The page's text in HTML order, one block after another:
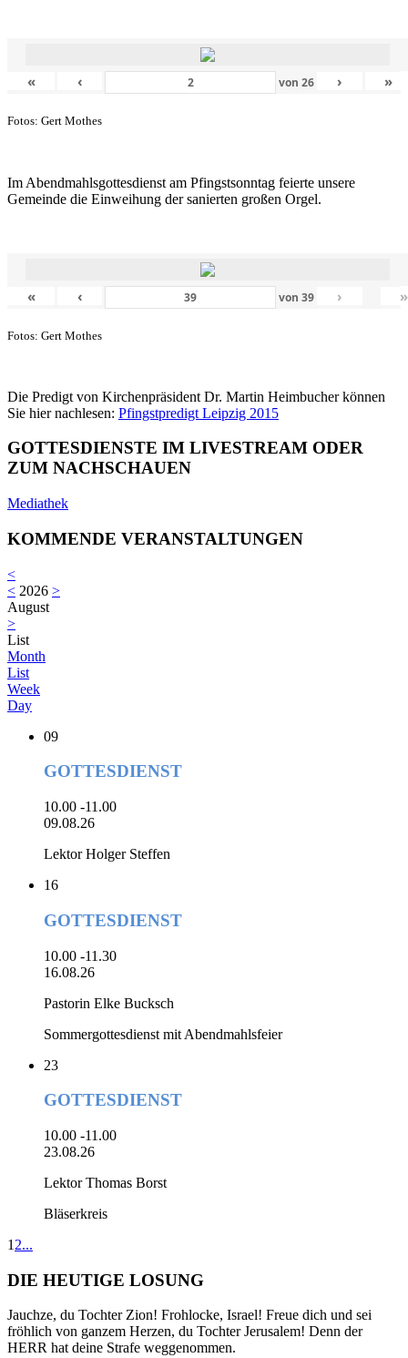
« ‹ von26 › »
Fotos: Gert Mothes
Im Abendmahlsgottesdienst am Pfingstsonntag feierte unsere
Gemeinde die Einweihung der sanierten großen Orgel.
« ‹ von39 › »
Fotos: Gert Mothes
Die Predigt von Kirchenpräsident Dr. Martin Heimbucher können
Sie hier nachlesen: Pfingstpredigt Leipzig 2015
GOTTESDIENSTE IM LIVESTREAM ODER
ZUM NACHSCHAUEN
Mediathek
KOMMENDE VERANSTALTUNGEN
<
< 2026 >
August
>
List
Month
List
Week
Day
09
GOTTESDIENST
10.00 -11.00
09.08.26
Lektor Holger Steffen
16
GOTTESDIENST
10.00 -11.30
16.08.26
Pastorin Elke Bucksch
Sommergottesdienst mit Abendmahlsfeier
23
GOTTESDIENST
10.00 -11.00
23.08.26
Lektor Thomas Borst
Bläserkreis
1 2...
DIE HEUTIGE LOSUNG
Jauchze, du Tochter Zion! Frohlocke, Israel! Freue dich und sei
fröhlich von ganzem Herzen, du Tochter Jerusalem! Denn der
HERR hat deine Strafe weggenommen.